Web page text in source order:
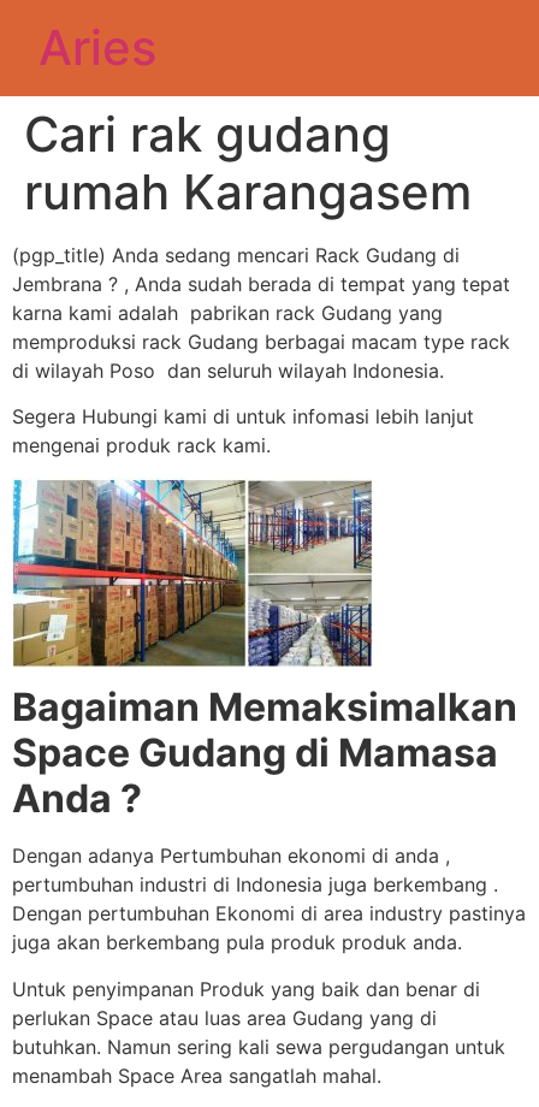
Aries
Cari rak gudang
rumah Karangasem
(pgp_title) Anda sedang mencari Rack Gudang di
Jembrana ? , Anda sudah berada di tempat yang tepat
karna kami adalah pabrikan rack Gudang yang
memproduksi rack Gudang berbagai macam type rack
di wilayah Poso dan seluruh wilayah Indonesia.
Segera Hubungi kami di untuk infomasi lebih lanjut
mengenai produk rack kami.
Bagaiman Memaksimalkan
Space Gudang di Mamasa
Anda ?
Dengan adanya Pertumbuhan ekonomi di anda ,
pertumbuhan industri di Indonesia juga berkembang .
Dengan pertumbuhan Ekonomi di area industry pastinya
juga akan berkembang pula produk produk anda.
Untuk penyimpanan Produk yang baik dan benar di
perlukan Space atau luas area Gudang yang di
butuhkan. Namun sering kali sewa pergudangan untuk
menambah Space Area sangatlah mahal.